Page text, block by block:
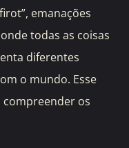
emanações
todas as coisas
diferentes
o mundo. Esse
os